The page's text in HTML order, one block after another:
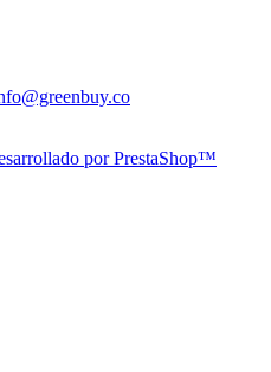
por PrestaShop™